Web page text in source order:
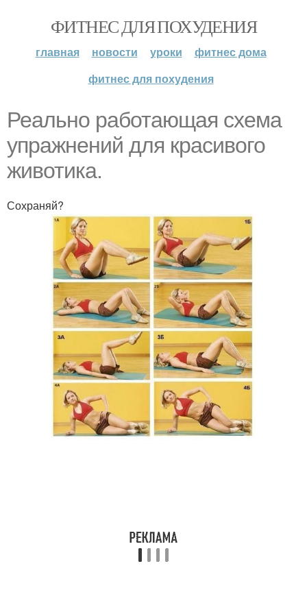
ФИТНЕС ДЛЯ ПОХУДЕНИЯ
главная новости уроки
фитнес дома
фитнес для похудения
Реально работающая схема
упражнений для красивого
животика.
Сохраняй?